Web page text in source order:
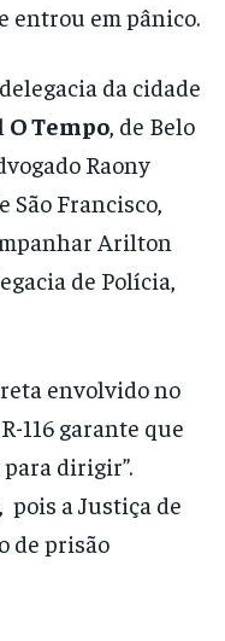
entrou em pânico.
da cidade
O Tempo, de Belo
Raony
São Francisco,
Arilton
de Polícia,
envolvido no
116 garante que
dirigir”.
a Justiça de
de prisão